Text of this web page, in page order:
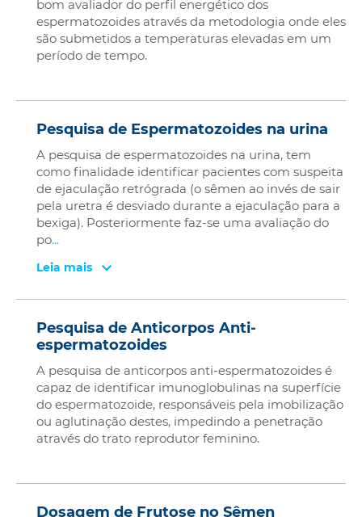
bom avaliador do perfil energético dos
espermatozoides através da metodologia onde eles
são submetidos a temperaturas elevadas em um
período de tempo.
Pesquisa de Espermatozoides na urina
A pesquisa de espermatozoides na urina, tem
como finalidade identificar pacientes com suspeita
de ejaculação retrógrada (o sêmen ao invés de sair
pela uretra é desviado durante a ejaculação para a
bexiga). Posteriormente faz-se uma avaliação do
po...
Leia mais
Pesquisa de Anticorpos Anti-
espermatozoides
A pesquisa de anticorpos anti-espermatozoides é
capaz de identificar imunoglobulinas na superfície
do espermatozoide, responsáveis pela imobilização
ou aglutinação destes, impedindo a penetração
através do trato reprodutor feminino.
Dosagem de Frutose no Sêmen